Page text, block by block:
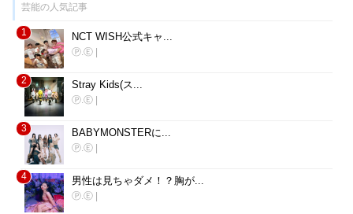
芸能の人気記事
1 NCT WISH公式キャ...
Ⓟ.Ⓔ
2 Stray Kids(ス...
Ⓟ.Ⓔ
3 BABYMONSTERに...
Ⓟ.Ⓔ
4 男性は見ちゃダメ！？胸が...
Ⓟ.Ⓔ